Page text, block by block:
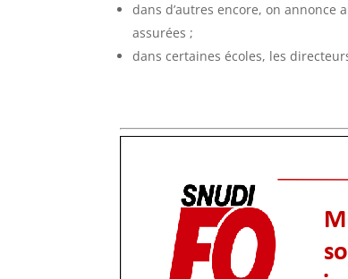
dans d’autres encore, on annonce
assurées ;
dans certaines écoles, les